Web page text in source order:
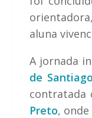
aluna
A jornada
de Santiago
contratada
Preto, onde